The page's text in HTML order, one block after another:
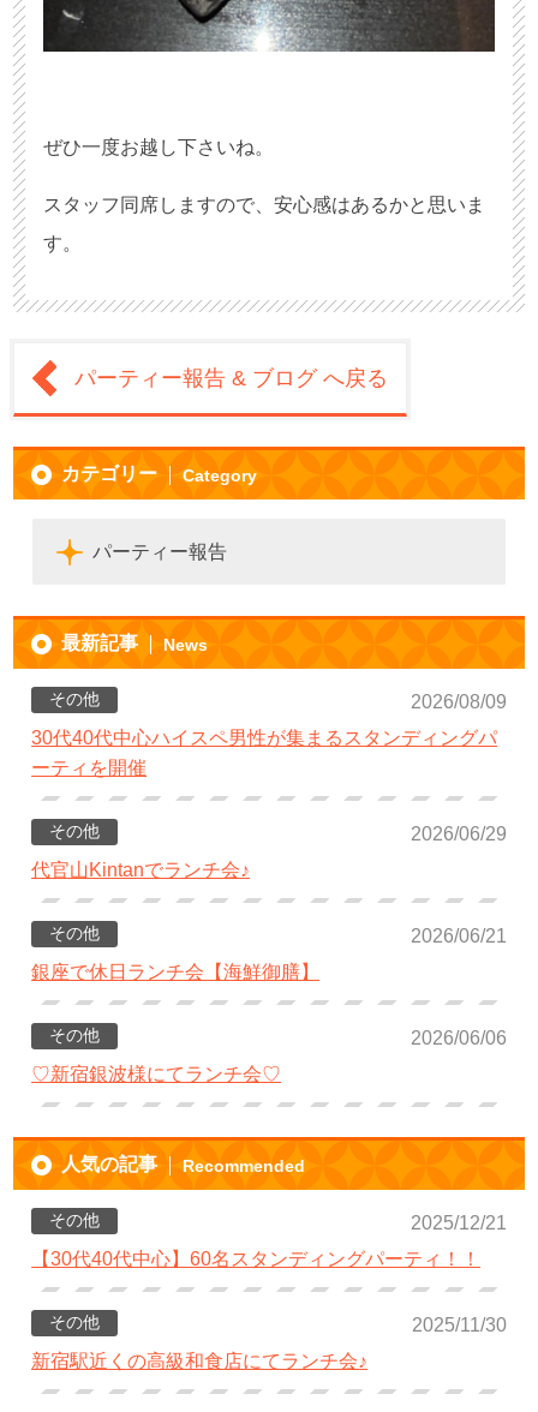
ぜひ一度お越し下さいね。
スタッフ同席しますので、安心感はあるかと思いま
す。
パーティー報告 & ブログ へ戻る
カテゴリー Category
パーティー報告
最新記事 News
その他
2026/08/09
30代40代中心ハイスペ男性が集まるスタンディングパ
ーティを開催
その他
2026/06/29
代官山Kintanでランチ会♪
その他
2026/06/21
銀座で休日ランチ会【海鮮御膳】
その他
2026/06/06
♡新宿銀波様にてランチ会♡
人気の記事 Recommended
その他
2025/12/21
【30代40代中心】60名スタンディングパーティ！！
その他
2025/11/30
新宿駅近くの高級和食店にてランチ会♪